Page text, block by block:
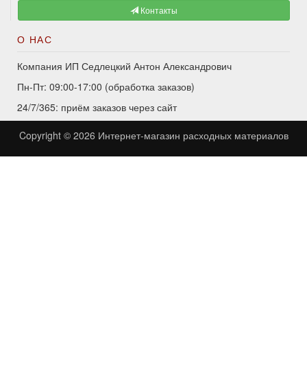
Контакты
О НАС
Компания ИП Седлецкий Антон Александрович
Пн-Пт: 09:00-17:00 (обработка заказов)
24/7/365: приём заказов через сайт
Copyright © 2026 Интернет-магазин расходных материалов